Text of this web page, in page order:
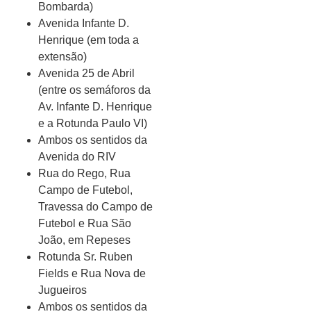
Bombarda)
Avenida Infante D.
Henrique (em toda a
extensão)
Avenida 25 de Abril
(entre os semáforos da
Av. Infante D. Henrique
e a Rotunda Paulo VI)
Ambos os sentidos da
Avenida do RIV
Rua do Rego, Rua
Campo de Futebol,
Travessa do Campo de
Futebol e Rua São
João, em Repeses
Rotunda Sr. Ruben
Fields e Rua Nova de
Jugueiros
Ambos os sentidos da